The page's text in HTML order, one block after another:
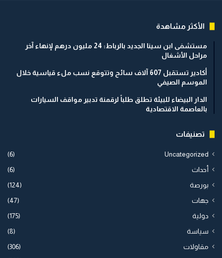
الأكثر مشاهدة
مستشفى ابن سينا الجديد بالرباط: 24 مليون درهم لإنهاء آخر
مراحل الأشغال
أكادير تستقبل 607 آلاف سائح وتتوقع نسب ملء قياسية خلال
الموسم الصيفي
الدار البيضاء للبيئة تطلق طلباً لرقمنة تدبير مواقف السيارات
بالعاصمة الاقتصادية
تصنيفات
Uncategorized
(6)
أحداث (6)
بورصة (124)
جهات (47)
دولية (175)
سياسة (8)
مقاولات (306)